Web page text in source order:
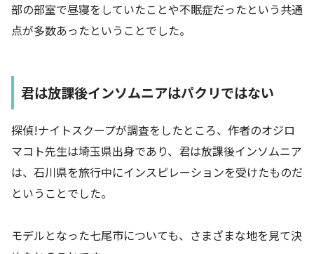
部の部室で昼寝をしていたことや不眠症だったという共通
点が多数あったということでした。
君は放課後インソムニアはパクリではない
探偵!ナイトスクープが調査をしたところ、作者のオジロ
マコト先生は埼玉県出身であり、君は放課後インソムニア
は、石川県を旅行中にインスピレーションを受けたものだ
ということでした。
モデルとなった七尾市についても、さまざまな地を見て決